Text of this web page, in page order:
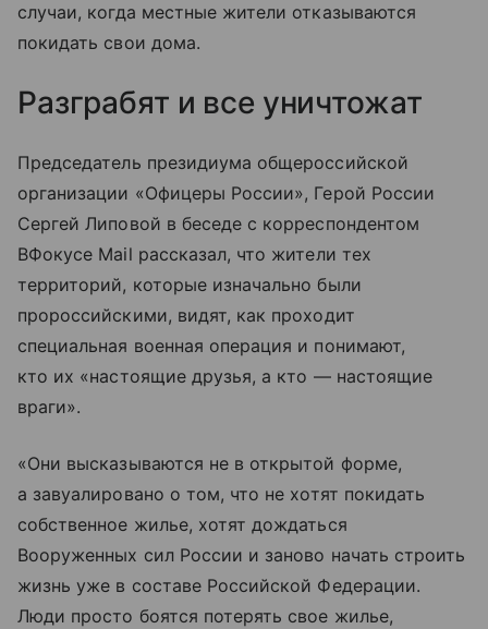
случаи, когда местные жители отказываются
покидать свои дома.
Разграбят и все уничтожат
Председатель президиума общероссийской
организации «Офицеры России», Герой России
Сергей Липовой в беседе с корреспондентом
ВФокусе Mail рассказал, что жители тех
территорий, которые изначально были
пророссийскими, видят, как проходит
специальная военная операция и понимают,
кто их «настоящие друзья, а кто — настоящие
враги».
«Они высказываются не в открытой форме,
а завуалировано о том, что не хотят покидать
собственное жилье, хотят дождаться
Вооруженных сил России и заново начать строить
жизнь уже в составе Российской Федерации.
Люди просто боятся потерять свое жилье,